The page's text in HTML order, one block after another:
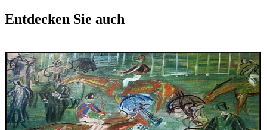
Entdecken Sie auch